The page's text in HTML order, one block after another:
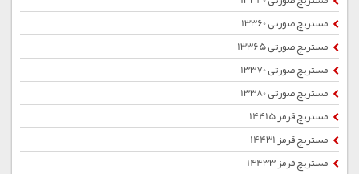
مستربچ صورتی 13360
مستربچ صورتی 13365
مستربچ صورتی 13370
مستربچ صورتی 13380
مستربچ قرمز 14415
مستربچ قرمز 14431
مستربچ قرمز 14433